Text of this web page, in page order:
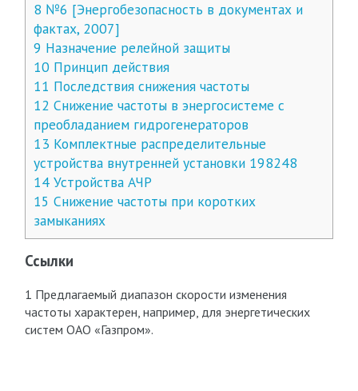
8 №6 [Энергобезопасность в документах и
фактах, 2007]
9 Назначение релейной защиты
10Принцип действия
11 Последствия снижения частоты
12 Снижение частоты в энергосистеме с
преобладанием гидрогенераторов
13 Комплектные распределительные
устройства внутренней установки 198248
14Устройства АЧР
15 Снижение частоты при коротких
замыканиях
Ссылки
1 Предлагаемый диапазон скорости изменения
частоты характерен, например, для энергетических
систем ОАО «Газпром».